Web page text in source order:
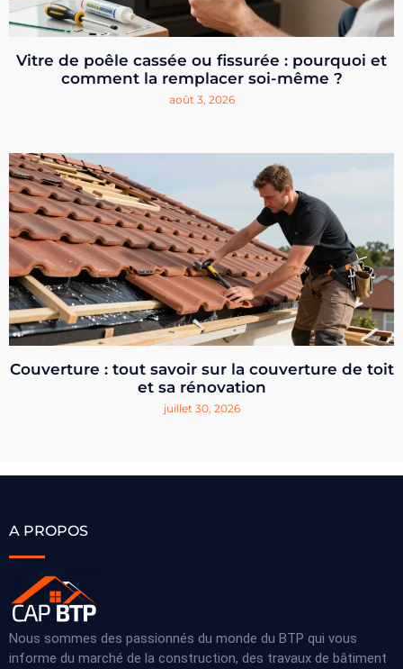
Vitre de poêle cassée ou fissurée : pourquoi et
comment la remplacer soi-même ?
août 3, 2026
Couverture : tout savoir sur la couverture de toit
et sa rénovation
juillet 30, 2026
A PROPOS
Nous sommes des passionnés du monde du BTP qui vous
informe du marché de la construction, des travaux de bâtiment